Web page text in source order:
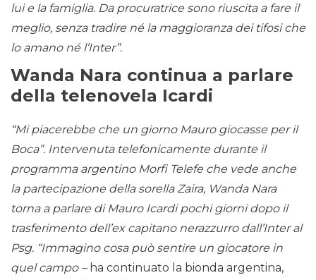
lui e la famiglia. Da procuratrice sono riuscita a fare il
meglio, senza tradire né la maggioranza dei tifosi che
lo amano né l’Inter”.
Wanda Nara continua a parlare
della telenovela Icardi
“Mi piacerebbe che un giorno Mauro giocasse per il
Boca”. Intervenuta telefonicamente durante il
programma argentino Morfi Telefe che vede anche
la partecipazione della sorella Zaira, Wanda Nara
torna a parlare di Mauro Icardi pochi giorni dopo il
trasferimento dell’ex capitano nerazzurro dall’Inter al
Psg. “Immagino cosa può sentire un giocatore in
quel campo –ha continuato la bionda argentina,